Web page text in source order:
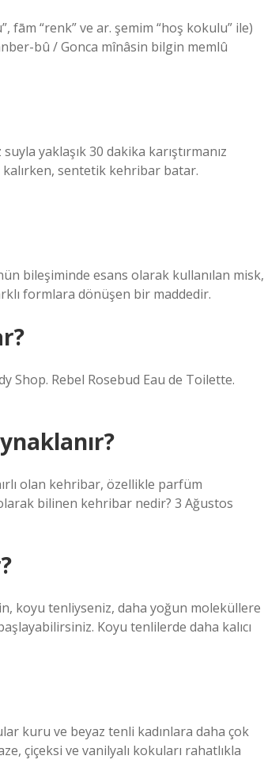
fām “renk” ve ar. şemіm “hoş kokulu” ile)
bû / Gonca mînâsin bilgin memlû
yaklaşık 30 dakika karıştırmanız
sentetik kehribar batar.
bileşiminde esans olarak kullanılan misk,
formlara dönüşen bir maddedir.
Shop. Rebel Rosebud Eau de Toilette.
olan kehribar, özellikle parfüm
bilinen kehribar nedir? 3 Ağustos
koyu tenliyseniz, daha yoğun moleküllere
Koyu tenlilerde daha kalıcı
kuru ve beyaz tenli kadınlara daha çok
çiçeksi ve vanilyalı kokuları rahatlıkla